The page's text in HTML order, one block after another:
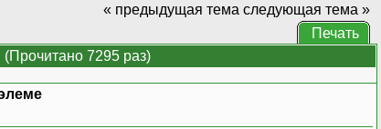
« предыдущая тема следующая тема »
Печать
7295 раз)